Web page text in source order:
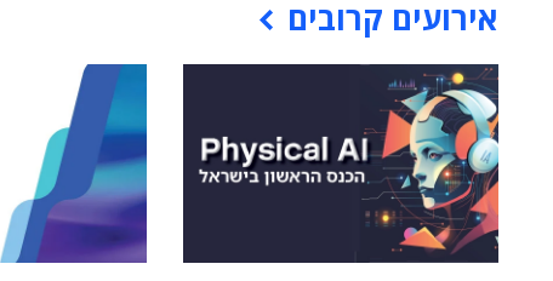
אירועים קרובים